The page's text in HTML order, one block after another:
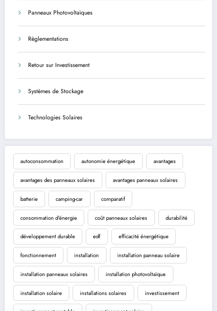
Panneaux Photovoltaïques
Règlementations
Retour sur Investissement
Systèmes de Stockage
Technologies Solaires
autoconsommation autonomie énergétique avantages
avantages des panneaux solaires avantages panneaux solaires
batterie camping-car comparatif
consommation d'énergie coût panneaux solaires durabilité
développement durable edf efficacité énergétique
fonctionnement installation installation panneau solaire
installation panneaux solaires installation photovoltaïque
installation solaire installations solaires investissement